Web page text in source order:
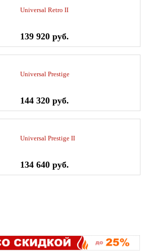
Universal Retro II
139 920 руб.
Universal Prestige
144 320 руб.
Universal Prestige II
134 640 руб.